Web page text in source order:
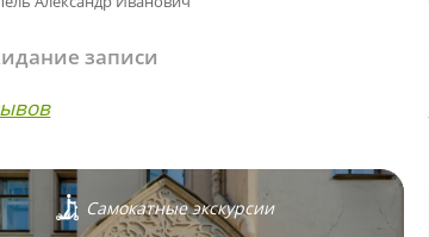
записи
Самокатные экскурсии